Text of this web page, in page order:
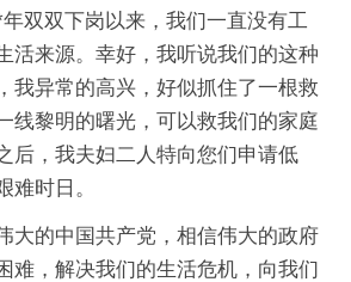
双双下岗以来，我们一直没有工
活来源。幸好，我听说我们的这种
我异常的高兴，好似抓住了一根救
线黎明的曙光，可以救我们的家庭
后，我夫妇二人特向您们申请低
难时日。
大的中国共产党，相信伟大的政府
难，解决我们的生活危机，向我们